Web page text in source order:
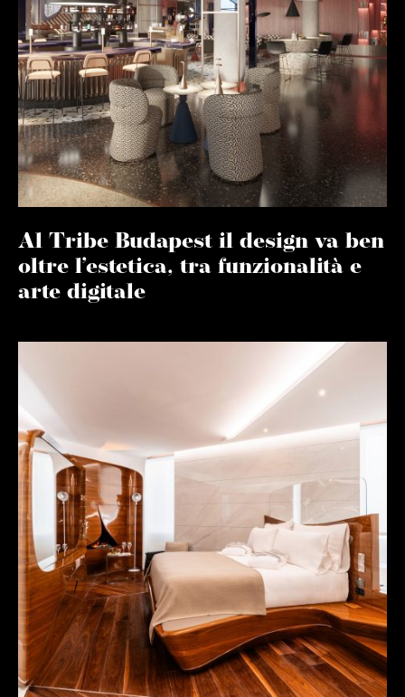
Al Tribe Budapest il design va ben
oltre l’estetica, tra funzionalità e
arte digitale